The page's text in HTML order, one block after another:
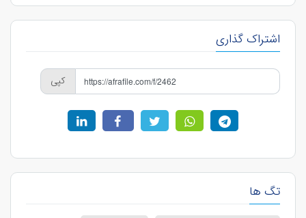
اشتراک گذاری
کپی
تگ ها